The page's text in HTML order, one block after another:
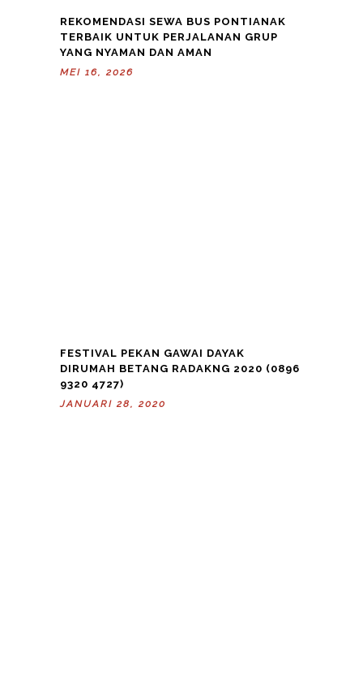
REKOMENDASI SEWA BUS PONTIANAK
TERBAIK UNTUK PERJALANAN GRUP
YANG NYAMAN DAN AMAN
MEI 16, 2026
FESTIVAL PEKAN GAWAI DAYAK
DIRUMAH BETANG RADAKNG 2020 (0896
9320 4727)
JANUARI 28, 2020